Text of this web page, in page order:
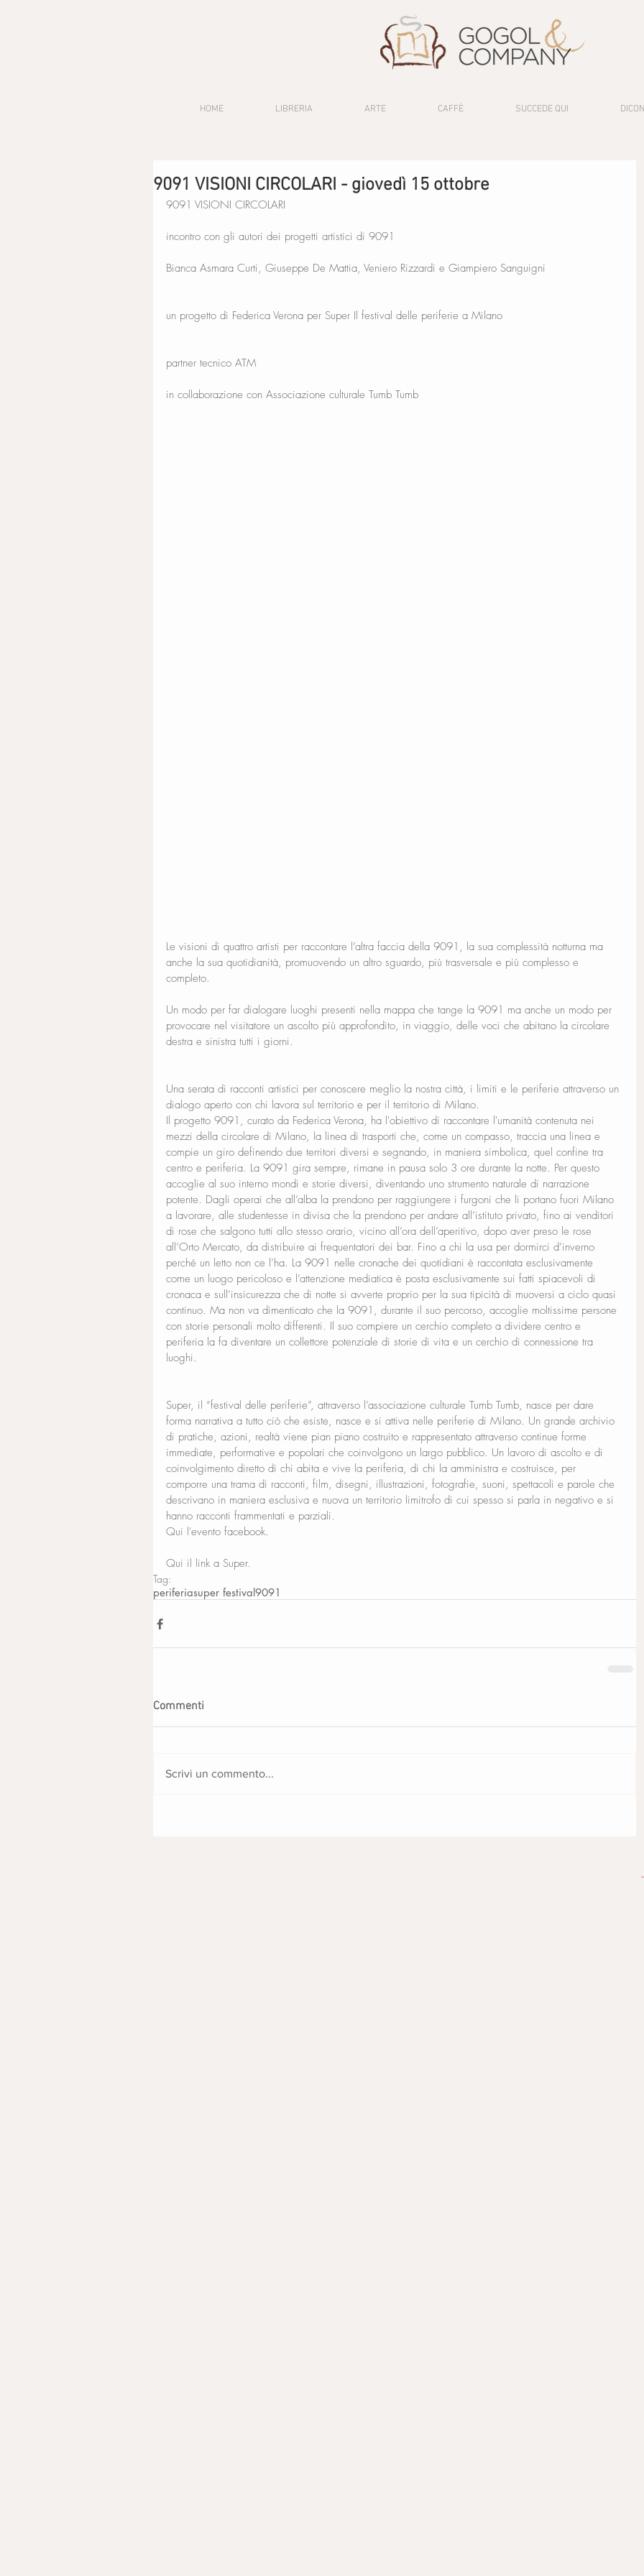
HOME LIBRERIA ARTE CAFFÈ SUCCEDE QUI
9091 VISIONI CIRCOLARI - giovedì 15 ottobre
9091 VISIONI CIRCOLARI
incontro con gli autori dei progetti artistici di 9091
Bianca Asmara Curti, Giuseppe De Mattia, Veniero Rizzardi e Giampiero Sanguigni
un progetto di Federica Verona per Super Il festival delle periferie a Milano
partner tecnico ATM
in collaborazione con Associazione culturale Tumb Tumb
Le visioni di quattro artisti per raccontare l’altra faccia della 9091, la sua complessità notturna ma
anche la sua quotidianità, promuovendo un altro sguardo, più trasversale e più complesso e
completo.
Un modo per far dialogare luoghi presenti nella mappa che tange la 9091 ma anche un modo per
provocare nel visitatore un ascolto più approfondito, in viaggio, delle voci che abitano la circolare
destra e sinistra tutti i giorni.
Una serata di racconti artistici per conoscere meglio la nostra città, i limiti e le periferie attraverso un
dialogo aperto con chi lavora sul territorio e per il territorio di Milano.
Il progetto 9091, curato da Federica Verona, ha l'obiettivo di raccontare l'umanità contenuta nei
mezzi della circolare di Milano, la linea di trasporti che, come un compasso, traccia una linea e
compie un giro definendo due territori diversi e segnando, in maniera simbolica, quel confine tra
centro e periferia. La 9091 gira sempre, rimane in pausa solo 3 ore durante la notte. Per questo
accoglie al suo interno mondi e storie diversi, diventando uno strumento naturale di narrazione
potente. Dagli operai che all’alba la prendono per raggiungere i furgoni che li portano fuori Milano
a lavorare, alle studentesse in divisa che la prendono per andare all’istituto privato, fino ai venditori
di rose che salgono tutti allo stesso orario, vicino all’ora dell’aperitivo, dopo aver preso le rose
all’Orto Mercato, da distribuire ai frequentatori dei bar. Fino a chi la usa per dormirci d’inverno
perché un letto non ce l’ha. La 9091 nelle cronache dei quotidiani è raccontata esclusivamente
come un luogo pericoloso e l’attenzione mediatica è posta esclusivamente sui fatti spiacevoli di
cronaca e sull’insicurezza che di notte si avverte proprio per la sua tipicità di muoversi a ciclo quasi
continuo. Ma non va dimenticato che la 9091, durante il suo percorso, accoglie moltissime persone
con storie personali molto differenti. Il suo compiere un cerchio completo a dividere centro e
periferia la fa diventare un collettore potenziale di storie di vita e un cerchio di connessione tra
luoghi.
Super, il “festival delle periferie”, attraverso l’associazione culturale Tumb Tumb, nasce per dare
forma narrativa a tutto ciò che esiste, nasce e si attiva nelle periferie di Milano. Un grande archivio
di pratiche, azioni, realtà viene pian piano costruito e rappresentato attraverso continue forme
immediate, performative e popolari che coinvolgono un largo pubblico. Un lavoro di ascolto e di
coinvolgimento diretto di chi abita e vive la periferia, di chi la amministra e costruisce, per
comporre una trama di racconti, film, disegni, illustrazioni, fotografie, suoni, spettacoli e parole che
descrivano in maniera esclusiva e nuova un territorio limitrofo di cui spesso si parla in negativo e si
hanno racconti frammentati e parziali.
Qui l'evento facebook.
Qui il link a Super.
Tag:
periferiasuper festival9091
Commenti
Scrivi un commento...